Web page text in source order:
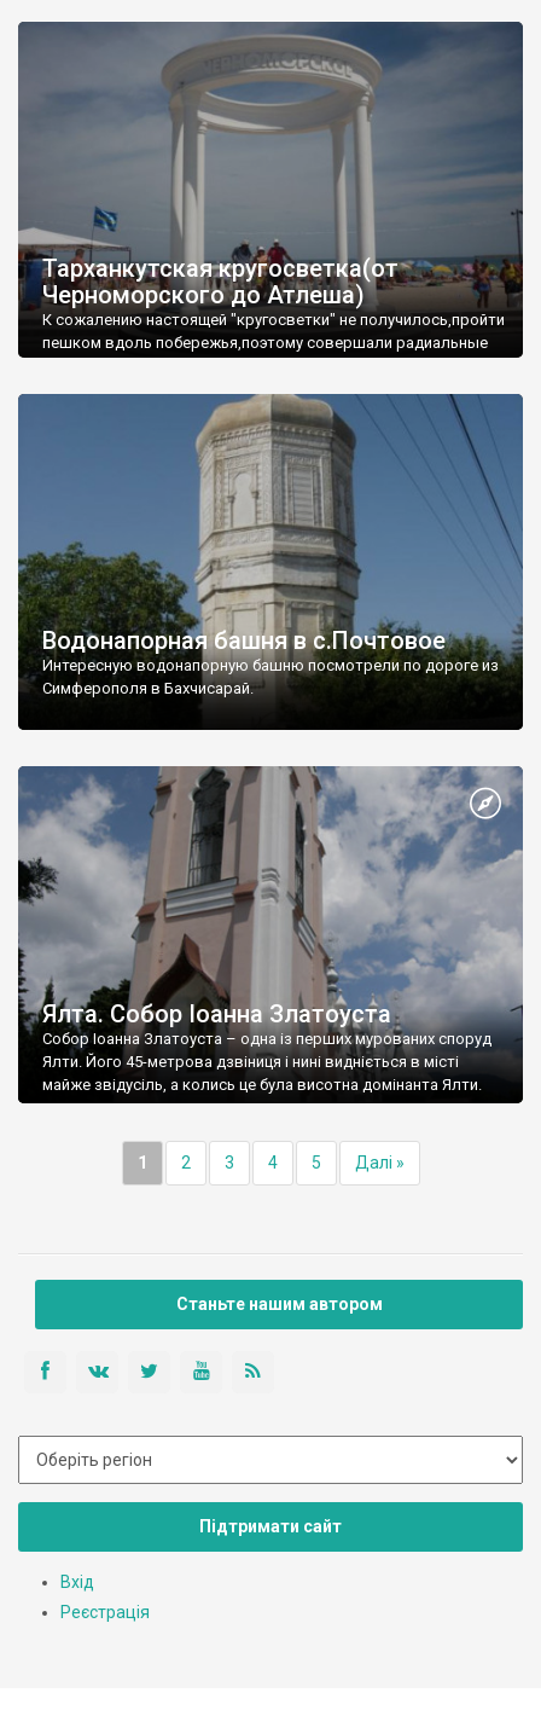
Тарханкутская кругосветка(от
Черноморского до Атлеша)
К сожалению настоящей "кругосветки" не получилось,пройти
пешком вдоль побережья,поэтому совершали радиальные
Водонапорная башня в с.Почтовое
Интересную водонапорную башню посмотрели по дороге из
Симферополя в Бахчисарай.
Ялта. Собор Іоанна Златоуста
Собор Іоанна Златоуста – одна із перших мурованих споруд
Ялти. Його 45-метрова дзвіниця і нині видніється в місті
майже звідусіль, а колись це була висотна домінанта Ялти.
1 2 3 4 5 Далі »
Станьте нашим автором
Підтримати сайт
Вхід
Реєстрація